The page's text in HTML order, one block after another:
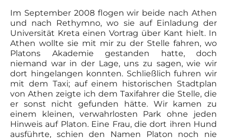
Im September 2008 flogen wir beide nach Athen
und nach Rethymno, wo sie auf Einladung der
Universität Kreta einen Vortrag über Kant hielt. In
Athen wollte sie mit mir zu der Stelle fahren, wo
Platons Akademie gestanden hatte, doch
niemand war in der Lage, uns zu sagen, wie wir
dort hingelangen konnten. Schließlich fuhren wir
mit dem Taxi; auf einem historischen Stadtplan
von Athen zeigte ich dem Taxifahrer die Stelle, die
er sonst nicht gefunden hätte. Wir kamen zu
einem kleinen, verwahrlosten Park ohne jeden
Hinweis auf Platon. Eine Frau, die dort ihren Hund
ausführte, schien den Namen Platon noch nie